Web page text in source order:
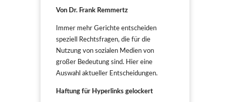
Von Dr. Frank Remmertz
Immer mehr Gerichte entscheiden
speziell Rechtsfragen, die für die
Nutzung von sozialen Medien von
großer Bedeutung sind. Hier eine
Auswahl aktueller Entscheidungen.
Haftung für Hyperlinks gelockert